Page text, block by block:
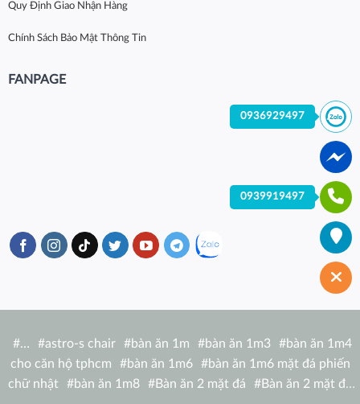
Quy Định Giao Nhận Hàng
Chính Sách Bảo Mật Thông Tin
FANPAGE
#… #astro-s chair #bàn ăn 1m #bàn ăn 1m3 #bàn ăn 1m4
cho căn hộ tphcm
#bàn ăn 1m6 #bàn ăn 1m6 mặt đá phiến
chữ nhật
#bàn ăn 1m8 #Bàn ăn 2 mặt đá #Bàn ăn 2 mặt đá
0936929497
0939919497